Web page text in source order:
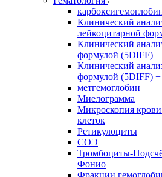
Клинический
лейкоцитарной
Клинический
формулой (5DIFF)
Клинический
формулой (5DIFF)
метгемоглобин
Миелограмма
Микроскопия
клеток
Ретикулоциты
СОЭ
Тромбоциты-
Фонио
Фракции